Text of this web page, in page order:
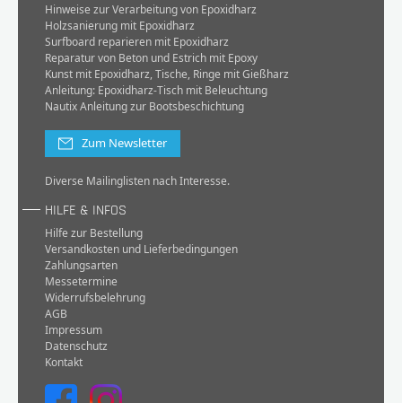
Hinweise zur Verarbeitung von Epoxidharz
Holzsanierung mit Epoxidharz
Surfboard reparieren mit Epoxidharz
Reparatur von Beton und Estrich mit Epoxy
Kunst mit Epoxidharz, Tische, Ringe mit Gießharz
Anleitung: Epoxidharz-Tisch mit Beleuchtung
Nautix Anleitung zur Bootsbeschichtung
Zum Newsletter
Diverse Mailinglisten nach Interesse.
HILFE & INFOS
Hilfe zur Bestellung
Versandkosten und Lieferbedingungen
Zahlungsarten
Messetermine
Widerrufsbelehrung
AGB
Impressum
Datenschutz
Kontakt